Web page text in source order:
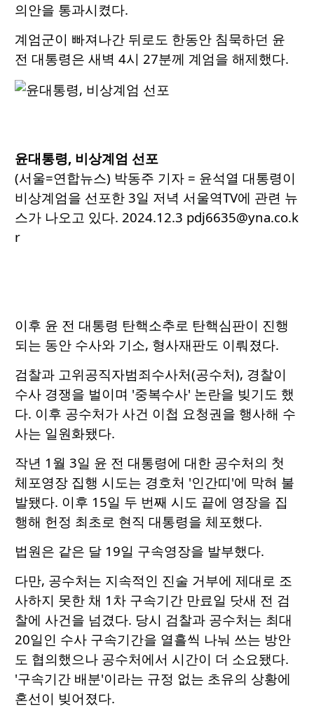
의안을 통과시켰다.
계엄군이 빠져나간 뒤로도 한동안 침묵하던 윤
전 대통령은 새벽 4시 27분께 계엄을 해제했다.
윤대통령, 비상계엄 선포
(서울=연합뉴스) 박동주 기자 = 윤석열 대통령이
비상계엄을 선포한 3일 저녁 서울역TV에 관련 뉴
스가 나오고 있다. 2024.12.3 pdj6635@yna.co.k
r
이후 윤 전 대통령 탄핵소추로 탄핵심판이 진행
되는 동안 수사와 기소, 형사재판도 이뤄졌다.
검찰과 고위공직자범죄수사처(공수처), 경찰이
수사 경쟁을 벌이며 '중복수사' 논란을 빚기도 했
다. 이후 공수처가 사건 이첩 요청권을 행사해 수
사는 일원화됐다.
작년 1월 3일 윤 전 대통령에 대한 공수처의 첫
체포영장 집행 시도는 경호처 '인간띠'에 막혀 불
발됐다. 이후 15일 두 번째 시도 끝에 영장을 집
행해 헌정 최초로 현직 대통령을 체포했다.
법원은 같은 달 19일 구속영장을 발부했다.
다만, 공수처는 지속적인 진술 거부에 제대로 조
사하지 못한 채 1차 구속기간 만료일 닷새 전 검
찰에 사건을 넘겼다. 당시 검찰과 공수처는 최대
20일인 수사 구속기간을 열흘씩 나눠 쓰는 방안
도 협의했으나 공수처에서 시간이 더 소요됐다.
'구속기간 배분'이라는 규정 없는 초유의 상황에
혼선이 빚어졌다.